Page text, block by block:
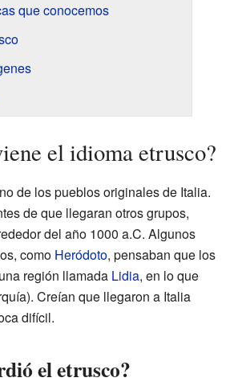
que conocemos
el idioma etrusco?
de los pueblos originales de Italia.
de que llegaran otros grupos,
del año 1000 a.C. Algunos
como Heródoto, pensaban que los
región llamada Lidia, en lo que
Creían que llegaron a Italia
difícil.
el etrusco?